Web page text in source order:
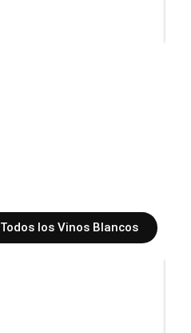
Todos los Vinos Blancos